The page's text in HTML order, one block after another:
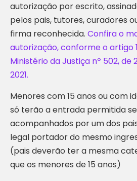
autorização por escrito,
pelos pais, tutores, curadores
firma reconhecida. Confira o
autorização, conforme o artigo
Ministério da Justiça nº 502,
2021.
Menores com 15 anos ou com
só terão a entrada permitida
acompanhados por um dos
legal portador do mesmo
(pais deverão ter a mesma
que os menores de 15 anos)